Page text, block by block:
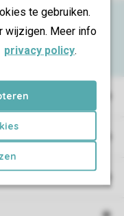
te gebruiken.
wijzigen. Meer info
privacy policy.
.